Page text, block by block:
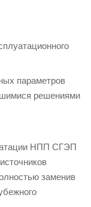
параметров
решениями
НПП СГЭП
заменив